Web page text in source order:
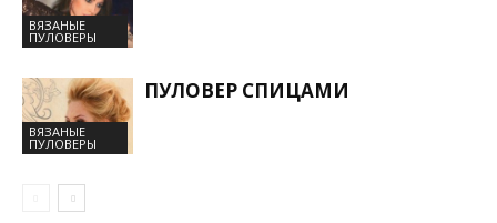
ВЯЗАНЫЕ
ПУЛОВЕРЫ
ВЯЗАНЫЕ
ПУЛОВЕРЫ
ПУЛОВЕР СПИЦАМИ